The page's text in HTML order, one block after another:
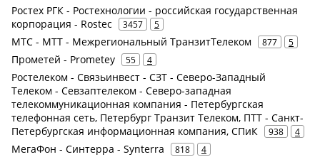
Ростех РГК - Ростехнологии - российская государственная
корпорация - Rostec
3457 5
МТС - МТТ - Межрегиональный ТранзитТелеком 877 5
Прометей - Prometey 55 4
Ростелеком - Связьинвест - СЗТ - Северо-Западный
Телеком - Севзаптелеком - Северо-западная
телекоммуникационная компания - Петербургская
телефонная сеть, Петербург Транзит Телеком, ПТТ - Санкт-
Петербургская информационная компания, СПиК
938 4
МегаФон - Синтерра - Synterra 818 4